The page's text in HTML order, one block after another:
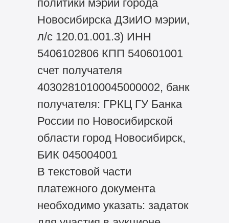
политики мэрии города
Новосибирска ДЗиИО мэрии,
л/с 120.01.001.3) ИНН
5406102806 КПП 540601001
счет получателя
40302810100045000002, банк
получателя: ГРКЦ ГУ Банка
России по Новосибирской
области город Новосибирск,
БИК 045004001
В текстовой части
платежного документа
необходимо указать: задаток